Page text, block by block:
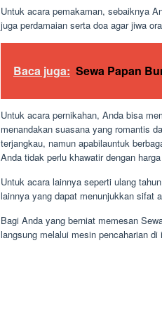
Untuk acara pemakaman, sebaiknya
juga perdamaian serta doa agar jiwa
Baca juga: Sewa Papan
Untuk acara pernikahan, Anda bisa
menandakan suasana yang romantis
terjangkau, namun apabilauntuk
Anda tidak perlu khawatir dengan
Untuk acara lainnya seperti ulang
lainnya yang dapat menunjukkan sifat
Bagi Anda yang berniat memesan
langsung melalui mesin pencaharian di